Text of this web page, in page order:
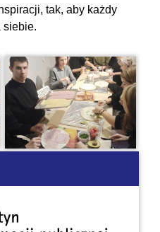
tak, aby każdy
siebie.